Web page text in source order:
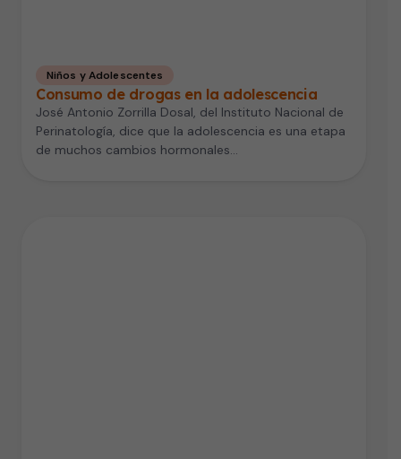
Niños y Adolescentes
Consumo de drogas en la adolescencia
José Antonio Zorrilla Dosal, del Instituto Nacional de
Perinatología, dice que la adolescencia es una etapa
de muchos cambios hormonales…